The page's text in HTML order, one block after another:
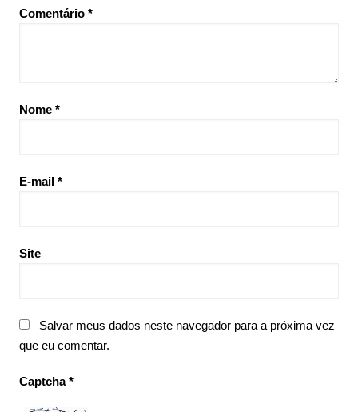
Comentário *
Nome *
E-mail *
Site
Salvar meus dados neste navegador para a próxima vez
que eu comentar.
Captcha*